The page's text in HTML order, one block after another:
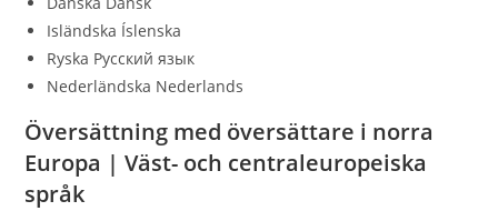
Isländska Íslenska
Ryska Русский язык
Nederländska Nederlands
Översättning med översättare i norra
Europa | Väst- och centraleuropeiska
språk